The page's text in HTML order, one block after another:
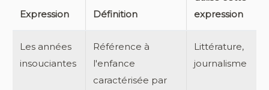
Expression Définition
expression
Les années
insouciantes
Référence à
l'enfance
caractérisée par
Littérature,
journalisme